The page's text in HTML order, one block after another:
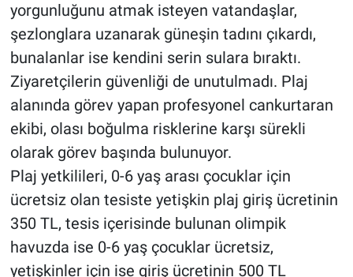
yorgunluğunu atmak isteyen vatandaşlar,
şezlonglara uzanarak güneşin tadını çıkardı,
bunalanlar ise kendini serin sulara bıraktı.
Ziyaretçilerin güvenliği de unutulmadı. Plaj
alanında görev yapan profesyonel cankurtaran
ekibi, olası boğulma risklerine karşı sürekli
olarak görev başında bulunuyor.
Plaj yetkilileri, 0-6 yaş arası çocuklar için
ücretsiz olan tesiste yetişkin plaj giriş ücretinin
350 TL, tesis içerisinde bulunan olimpik
havuzda ise 0-6 yaş çocuklar ücretsiz,
yetişkinler için ise giriş ücretinin 500 TL